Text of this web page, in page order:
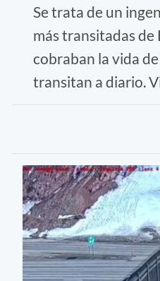
Se trata de un
más transitadas de
cobraban la vida
transitan a diario.